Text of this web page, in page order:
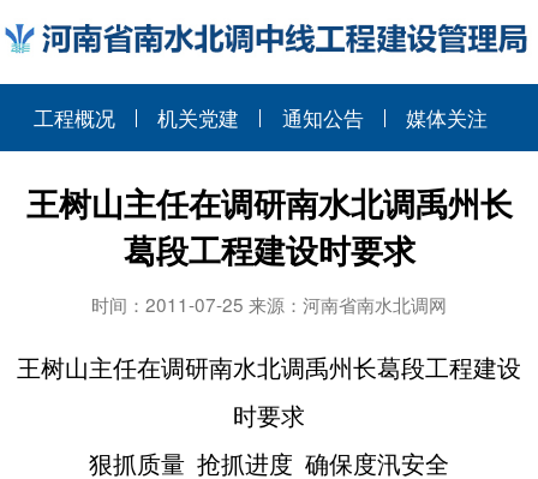
工程概况 机关党建 通知公告 媒体关注
王树山主任在调研南水北调禹州长
葛段工程建设时要求
时间：2011-07-25 来源：河南省南水北调网
王树山主任在调研南水北调禹州长葛段工程建设
时要求
狠抓质量 抢抓进度 确保度汛安全